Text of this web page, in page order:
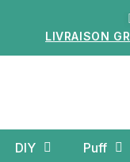
LIVRAISON
DIY Puff